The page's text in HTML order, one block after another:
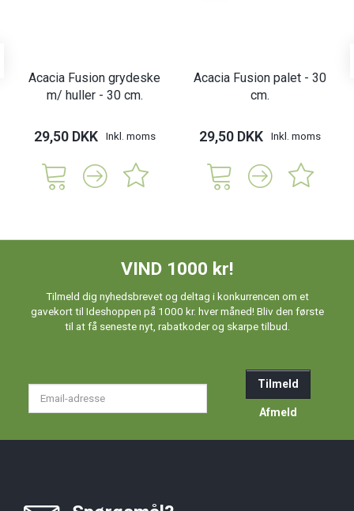
Acacia Fusion grydeske
m/ huller - 30 cm.
29,50 DKK Inkl. moms
Acacia Fusion palet - 30
cm.
29,50 DKK Inkl. moms
VIND 1000 kr!
Tilmeld dig nyhedsbrevet og deltag i konkurrencen om et
gavekort til Ideshoppen på 1000 kr. hver måned! Bliv den første
til at få seneste nyt, rabatkoder og skarpe tilbud.
Tilmeld
Afmeld